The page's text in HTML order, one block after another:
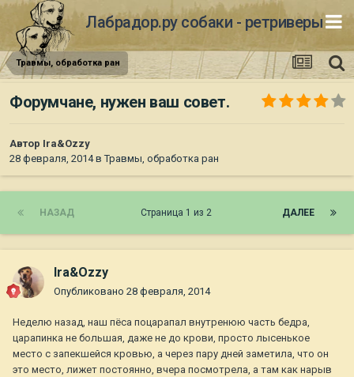
Лабрадор.ру собаки - ретриверы
Травмы, обработка ран
Форумчане, нужен ваш совет.
Автор Ira&Ozzy
28 февраля, 2014вТравмы, обработка ран
НАЗАД ДАЛЕЕ
Страница 1 из 2
Ira&Ozzy
Опубликовано 28 февраля, 2014
Неделю назад, наш пёса поцарапал внутренюю часть бедра,
царапинка не большая, даже не до крови, просто лысенькое
место с запекшейся кровью, а через пару дней заметила, что он
это место, лижет постоянно, вчера посмотрела, а там как нарыв